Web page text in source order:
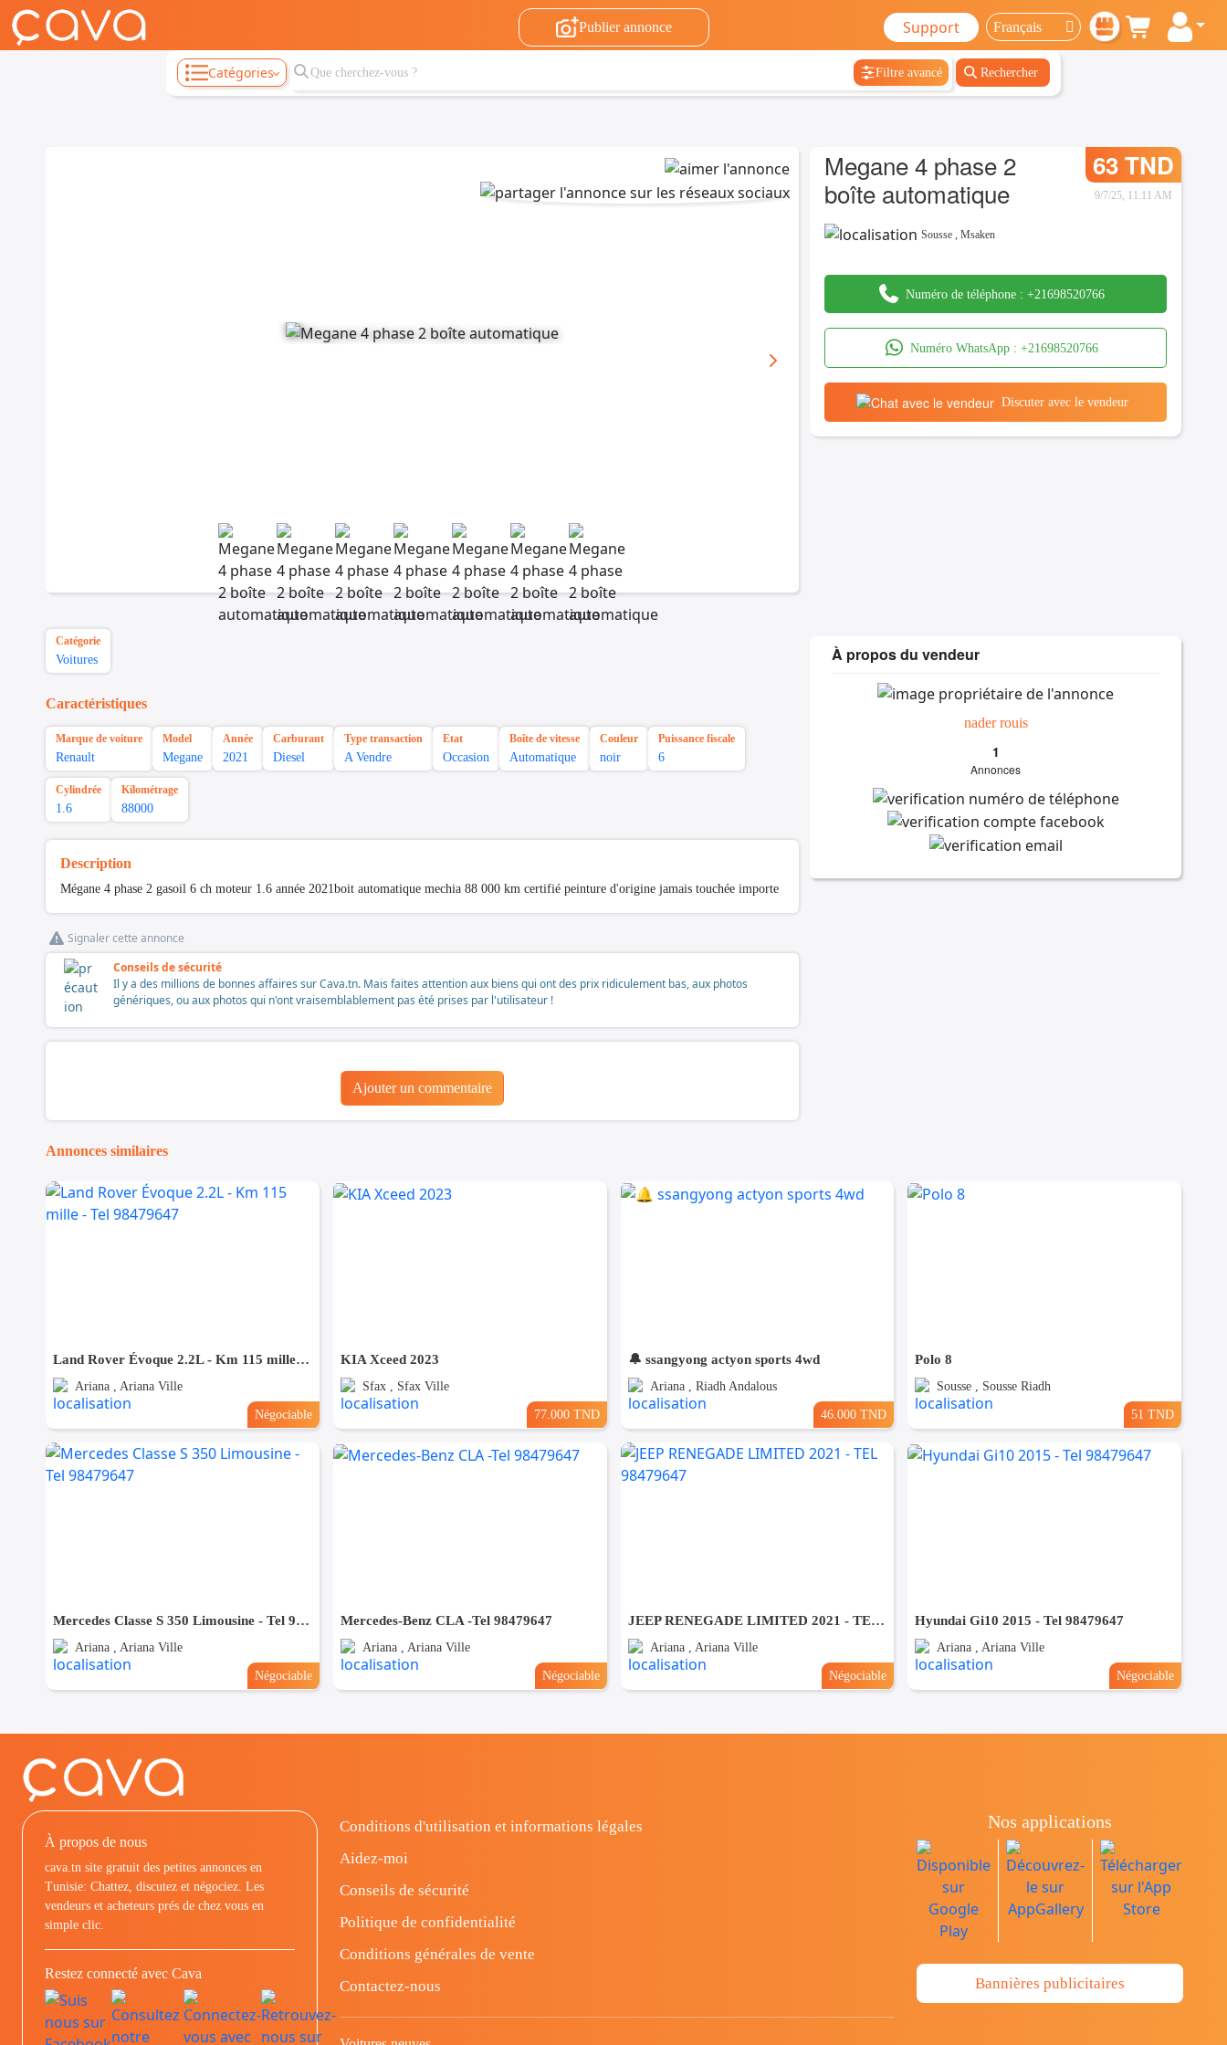
Publier annonce Support
Catégories Filtre avancé Rechercher
Megane 4 phase 2
boîte automatique
63 TND
9/7/25, 11:11 AM
Sousse ,Msaken
Numéro de téléphone :+21698520766
Numéro WhatsApp : +21698520766
Discuter avec le vendeur
Catégorie
Voitures
Caractéristiques
Marque de voiture
Renault
Model
Megane
Année
2021
Carburant
Diesel
Type transaction
A Vendre
Etat
Occasion
Boîte de vitesse
Automatique
Couleur
noir
Puissance fiscale
6
Cylindrée
1.6
Kilométrage
88000
Description
Mégane 4 phase 2 gasoil 6 ch moteur 1.6 année 2021boit automatique mechia 88 000 km certifié peinture d'origine jamais touchée importe
Signaler cette annonce
Conseils de sécurité
Il y a des millions de bonnes affaires sur Cava.tn. Mais faites attention aux biens qui ont des prix ridiculement bas, aux photos
génériques, ou aux photos qui n'ont vraisemblablement pas été prises par l'utilisateur !
Ajouter un commentaire
À propos du vendeur
nader rouis
1
Annonces
Annonces similaires
Land Rover Évoque 2.2L - Km 115 mille - Tel 98479647
Ariana , Ariana Ville
Négociable
KIA Xceed 2023
Sfax , Sfax Ville
77.000 TND
🔔 ssangyong actyon sports 4wd
Ariana , Riadh Andalous
46.000 TND
Polo 8
Sousse , Sousse Riadh
51 TND
Mercedes Classe S 350 Limousine - Tel 98479647
Ariana , Ariana Ville
Négociable
Mercedes-Benz CLA -Tel 98479647
Ariana , Ariana Ville
Négociable
JEEP RENEGADE LIMITED 2021 - TEL 98479647
Ariana , Ariana Ville
Négociable
Hyundai Gi10 2015 - Tel 98479647
Ariana , Ariana Ville
Négociable
À propos de nous
cava.tn site gratuit des petites annonces en
Tunisie: Chattez, discutez et négociez. Les
vendeurs et acheteurs prés de chez vous en
simple clic.
Restez connecté avec Cava
Conditions d'utilisation et informations légales
Aidez-moi
Conseils de sécurité
Politique de confidentialité
Conditions générales de vente
Contactez-nous
Nos applications
Bannières publicitaires